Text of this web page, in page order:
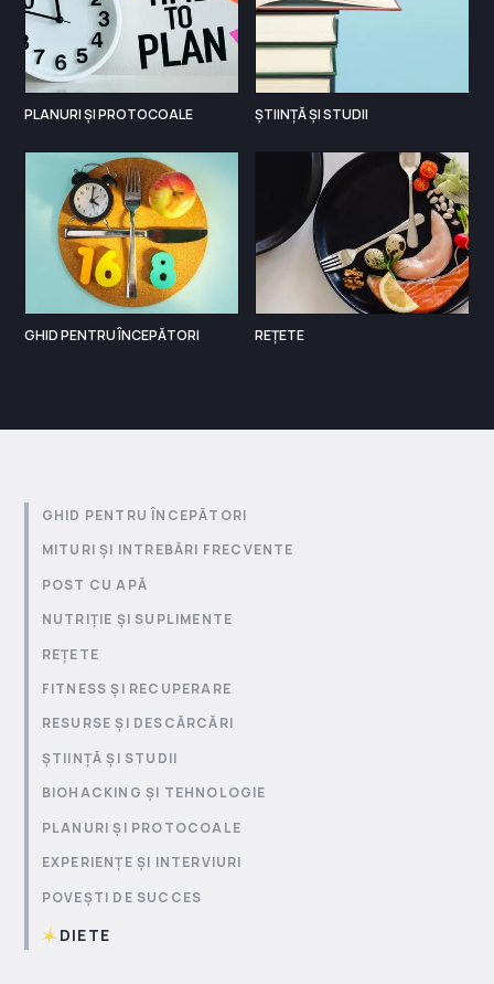
PLANURI ȘI PROTOCOALE ȘTIINȚĂ ȘI STUDII
GHID PENTRU ÎNCEPĂTORI REȚETE
GHID PENTRU ÎNCEPĂTORI
MITURI ȘI INTREBĂRI FRECVENTE
POST CU APĂ
NUTRIȚIE ȘI SUPLIMENTE
REȚETE
FITNESS ȘI RECUPERARE
RESURSE ȘI DESCĂRCĂRI
ȘTIINȚĂ ȘI STUDII
BIOHACKING ȘI TEHNOLOGIE
PLANURI ȘI PROTOCOALE
EXPERIENȚE ȘI INTERVIURI
POVEȘTI DE SUCCES
DIETE